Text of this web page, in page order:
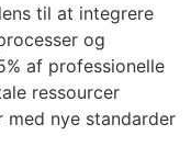
til at integrere
og
af professionelle
ressourcer
nye standarder